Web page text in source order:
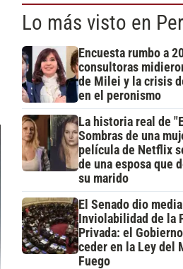
Lo más visto en
Encuesta rumbo a
consultoras
de Milei y la crisis
en el peronismo
La historia real de
Sombras de una
película de Netflix
de una esposa que
su marido
El Senado dio
Inviolabilidad de la
Privada: el
ceder en la Ley del
Fuego